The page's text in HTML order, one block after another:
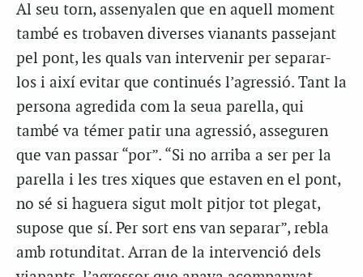
Al seu torn, assenyalen que en aquell moment
també es trobaven diverses vianants passejant
pel pont, les quals van intervenir per separar-
los i així evitar que continués l’agressió. Tant la
persona agredida com la seua parella, qui
també va témer patir una agressió, asseguren
que van passar “por”. “Si no arriba a ser per la
parella i les tres xiques que estaven en el pont,
no sé si haguera sigut molt pitjor tot plegat,
supose que sí. Per sort ens van separar”, rebla
amb rotunditat. Arran de la intervenció dels